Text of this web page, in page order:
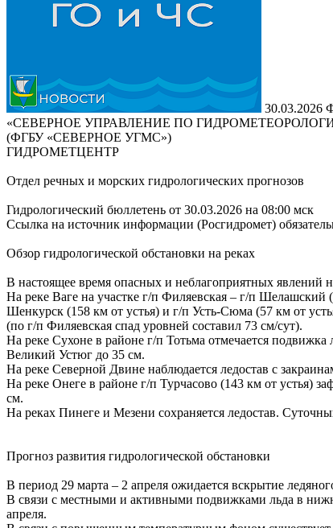
30.03.2026
«СЕВЕРНОЕ УПРАВЛЕНИЕ ПО
(ФГБУ «СЕВЕРНОЕ УГМС»)
ГИДРОМЕТЦЕНТР
Отдел речных и морских гидрологических прогнозов
Гидрологический бюллетень от 30.03.2026 на 08:00 мск
Ссылка на источник информации (Росгидромет)
Обзор гидрологической обстановки на реках
В настоящее время опасных и неблагоприятных явлений
На реке Ваге на участке г/п Филяевская – г/п Шелашский
Шенкурск (158 км от устья) и г/п Усть-Сюма (57 км от
(по г/п Филяевская спад уровней составил 73 см/сут).
На реке Сухоне в районе г/п Тотьма отмечается
Великий Устюг до 35 см.
На реке Северной Двине наблюдается ледостав с
На реке Онеге в районе г/п Турчасово (143 км от устья)
см.
На реках Пинеге и Мезени сохраняется ледостав.
Прогноз развития гидрологической обстановки
В период 29 марта – 2 апреля ожидается вскрытие
В связи с местными и активными подвижками льда в
апреля.